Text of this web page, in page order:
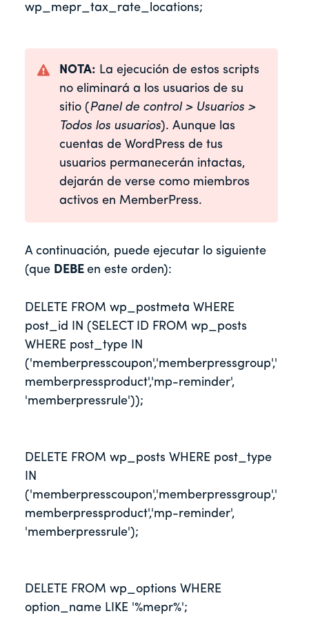
wp_mepr_tax_rate_locations;
NOTA: La ejecución de estos scripts
no eliminará a los usuarios de su
sitio (Panel de control > Usuarios >
Todos los usuarios). Aunque las
cuentas de WordPress de tus
usuarios permanecerán intactas,
dejarán de verse como miembros
activos en MemberPress.
A continuación, puede ejecutar lo siguiente
(que DEBE en este orden):
DELETE FROM wp_postmeta WHERE
post_id IN (SELECT ID FROM wp_posts
WHERE post_type IN
('memberpresscoupon','memberpressgroup','
memberpressproduct','mp-reminder',
'memberpressrule'));
DELETE FROM wp_posts WHERE post_type
IN
('memberpresscoupon','memberpressgroup','
memberpressproduct','mp-reminder',
'memberpressrule');
DELETE FROM wp_options WHERE
option_name LIKE '%mepr%';